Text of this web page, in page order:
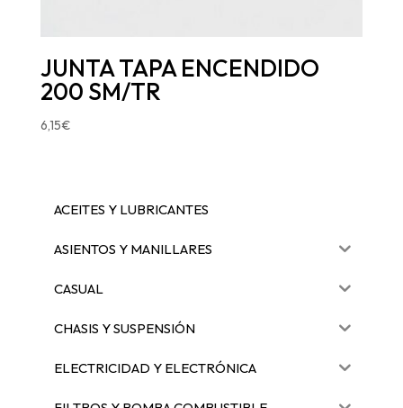
JUNTA TAPA ENCENDIDO
200 SM/TR
6,15€
ACEITES Y LUBRICANTES
ASIENTOS Y MANILLARES
CASUAL
CHASIS Y SUSPENSIÓN
ELECTRICIDAD Y ELECTRÓNICA